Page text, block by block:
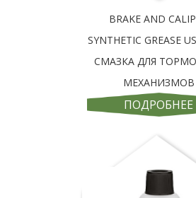
BRAKE AND
SYNTHETIC GREASE
СМАЗКА ДЛЯ
МЕХАНИЗМОВ
ПОДРОБНЕЕ